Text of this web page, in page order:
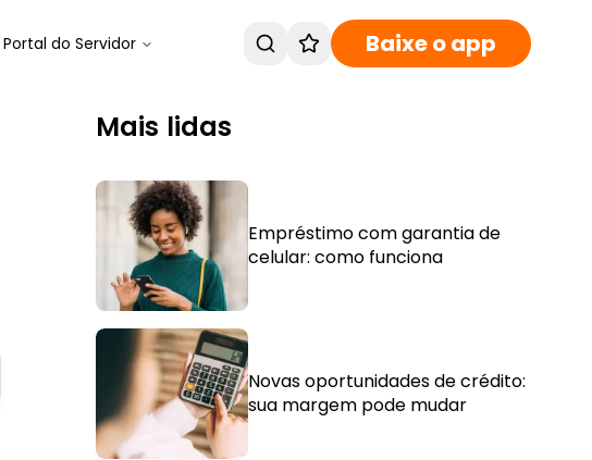
Portal do Servidor Baixe o app
Mais lidas
Empréstimo com garantia de
celular: como funciona
Novas oportunidades de crédito:
sua margem pode mudar